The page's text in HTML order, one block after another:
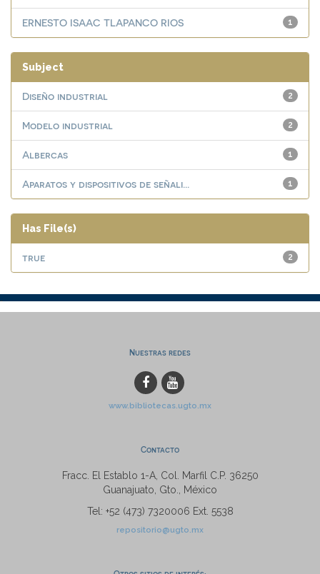
1
ERNESTO ISAAC TLAPANCO RIOS
Subject
2
Diseño industrial
2
Modelo industrial
1
Albercas
1
Aparatos y dispositivos de señali...
Has File(s)
2
true
Nuestras redes
www.bibliotecas.ugto.mx
Contacto
Fracc. El Establo 1-A, Col. Marfil C.P. 36250
Guanajuato, Gto., México
Tel: +52 (473) 7320006 Ext. 5538
repositorio@ugto.mx